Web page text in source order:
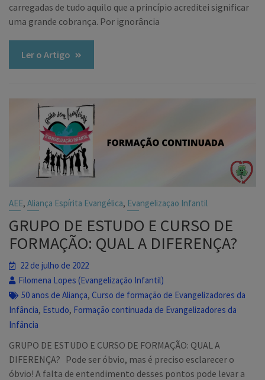
carregadas de tudo aquilo que a princípio acreditei significar
uma grande cobrança. Por ignorância
Ler o Artigo
AEE,Aliança Espírita Evangélica, Evangelizaçao Infantil
GRUPO DE ESTUDO E CURSO DE
FORMAÇÃO: QUAL A DIFERENÇA?
22 de julho de 2022
Filomena Lopes (Evangelização Infantil)
50 anos de Aliança,Curso de formação de Evangelizadores da
Infância, Estudo, Formação continuada de Evangelizadores da
Infância
GRUPO DE ESTUDO E CURSO DE FORMAÇÃO: QUAL A
DIFERENÇA? Pode ser óbvio, mas é preciso esclarecer o
óbvio! A falta de entendimento desses pontos pode levar a